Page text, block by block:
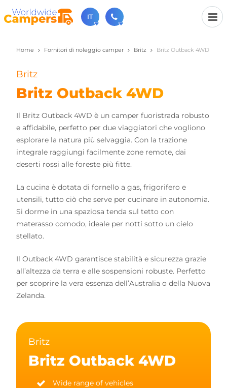
IT
+31 030-6974964
venerdì dalle 9:00 alle 17:00).
sales@worldwidecampers.com
Ovviamente si può sempre inviare una email.
Home Fornitori di noleggio camper Britz Britz Outback 4WD
Britz
Britz Outback 4WD
Il Britz Outback 4WD è un camper fuoristrada robusto
e affidabile, perfetto per due viaggiatori che vogliono
esplorare la natura più selvaggia. Con la trazione
integrale raggiungi facilmente zone remote, dai
deserti rossi alle foreste più fitte.
La cucina è dotata di fornello a gas, frigorifero e
utensili, tutto ciò che serve per cucinare in autonomia.
Si dorme in una spaziosa tenda sul tetto con
materasso comodo, ideale per notti sotto un cielo
stellato.
Il Outback 4WD garantisce stabilità e sicurezza grazie
all’altezza da terra e alle sospensioni robuste. Perfetto
per scoprire la vera essenza dell’Australia o della Nuova
Zelanda.
Britz
Britz Outback 4WD
Wide range of vehicles